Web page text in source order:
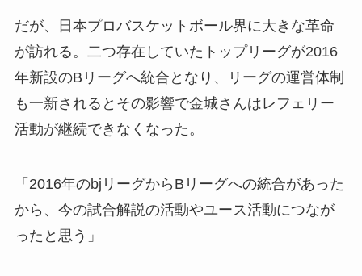
だが、日本プロバスケットボール界に大きな革命
が訪れる。二つ存在していたトップリーグが2016
年新設のB リーグへ統合となり、リーグの運営体制
も一新されるとその影響で金城さんはレフェリー
活動が継続できなくなった。
「2016年のbjリーグからBリーグへの統合があった
から、今の試合解説の活動やユース活動につなが
ったと思う」